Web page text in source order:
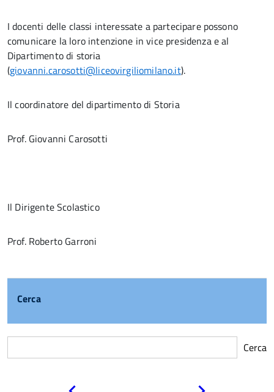
I docenti delle classi interessate a partecipare possono
comunicare la loro intenzione in vice presidenza e al
Dipartimento di storia
(giovanni.carosotti@liceovirgiliomilano.it).
Il coordinatore del dipartimento di Storia
Prof. Giovanni Carosotti
Il Dirigente Scolastico
Prof. Roberto Garroni
Cerca
Cerca